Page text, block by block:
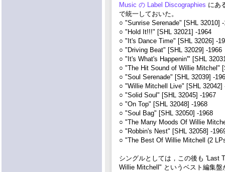
Music の Label Discographies にあ
で統一しておいた。
○ "Sunrise Serenade" [SHL 32010] -
○ "Hold It!!!" [SHL 32021] -1964
○ "It's Dance Time" [SHL 32026] -
○ "Driving Beat" [SHL 32029] -1966
○ "It's What's Happenin'" [SHL
○ "The Hit Sound of Willie Mitchel"
○ "Soul Serenade" [SHL 32039] -
○ "Willie Mitchell Live" [SHL 32042]
○ "Solid Soul" [SHL 32045] -1967
○ "On Top" [SHL 32048] -1968
○ "Soul Bag" [SHL 32050] -1968
○ "The Many Moods Of Willie
○ "Robbin's Nest" [SHL 32058] -
○ "The Best Of Willie Mitchell (2
シングルとしては，この後も 'Last
Willie Mitchell" というベスト編集